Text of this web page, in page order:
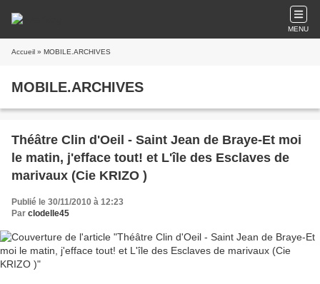
MENU
Accueil » MOBILE.ARCHIVES
MOBILE.ARCHIVES
Théâtre Clin d'Oeil - Saint Jean de Braye-Et moi
le matin, j'efface tout! et L'île des Esclaves de
marivaux (Cie KRIZO )
Publié le 30/11/2010 à 12:23
Par clodelle45